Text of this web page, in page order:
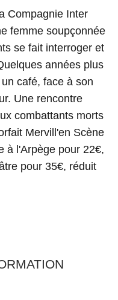
Compagnie Inter
femme soupçonnée
se fait interroger et
années plus
café, face à son
Une rencontre
combattants morts
Mervill'en Scène
à l'Arpège pour 22€,
pour 35€, réduit